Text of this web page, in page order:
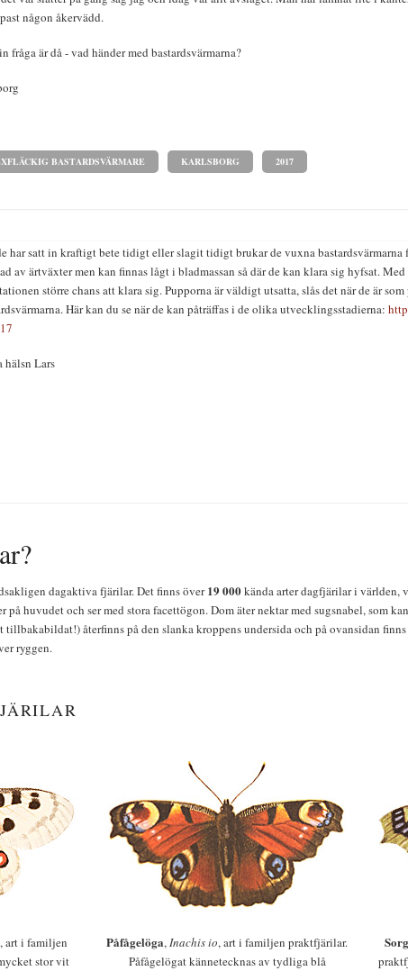
någon åkervädd.
fråga är då - vad händer med bastardsvärmarna?
BASTARDSVÄRMARE KARLSBORG 2017
har satt in kraftigt bete tidigt eller slagit tidigt brukar de vuxna
av ärtväxter men kan finnas lågt i bladmassan så där de kan klara sig hyfsat.
större chans att klara sig. Pupporna är väldigt utsatta, slås det när de är
Här kan du se när de kan påträffas i de olika utvecklingsstadierna:
hälsn Lars
dagaktiva fjärilar. Det finns över19 000kända arter dagfjärilar i världen,
på huvudet och ser med stora facettögon. Dom äter nektar med sugsnabel, som
tillbakabildat!) återfinns på den slanka kroppens undersida och på ovansidan
ryggen.
, art i familjen
stor vit
Påfågelöga,Inachis io, art i familjen praktfjärilar.
Påfågelögat kännetecknas av tydliga blå